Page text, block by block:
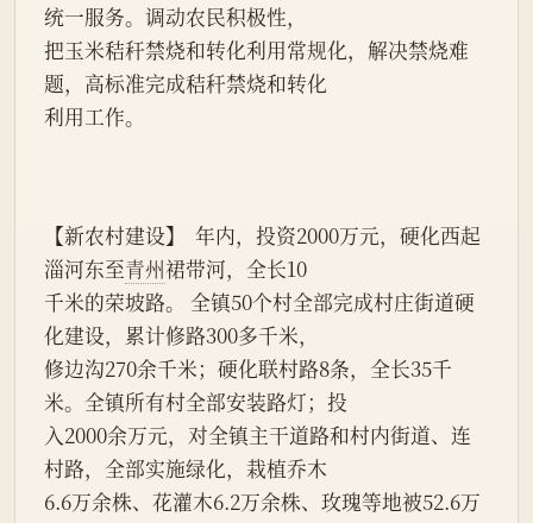
统一服务。调动农民积极性，
把玉米秸秆禁烧和转化利用常规化，解决禁烧难
题，高标准完成秸秆禁烧和转化
利用工作。
【新农村建设】  年内，投资2000万元，硬化西起
淄河东至青州裙带河，全长10
千米的荣坡路。 全镇50个村全部完成村庄街道硬
化建设，累计修路300多千米，
修边沟270余千米；硬化联村路8条，全长35千
米。全镇所有村全部安装路灯；投
入2000余万元，对全镇主干道路和村内街道、连
村路，全部实施绿化，栽植乔木
6.6万余株、花灌木6.2万余株、玫瑰等地被52.6万